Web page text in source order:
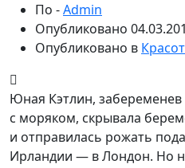
По -Admin
Опубликовано
Опубликовано в
Юная Кэтлин, забеременев
с моряком, скрывала
и отправилась рожать
Ирландии — в Лондон. Но